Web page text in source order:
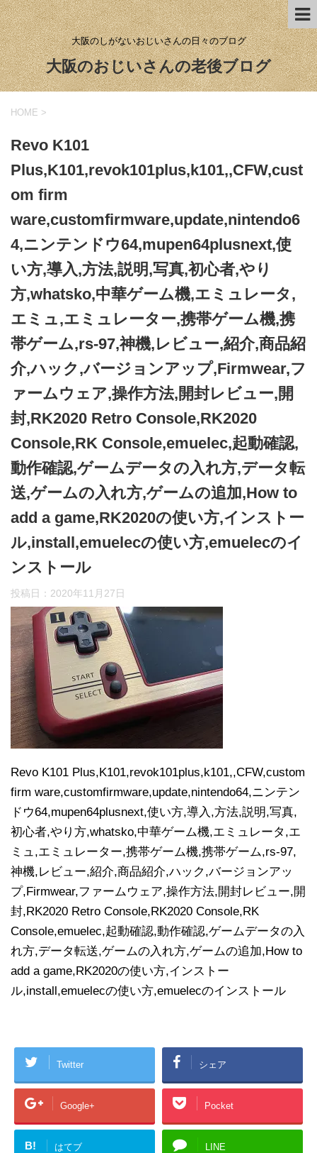
大阪のしがないおじいさんの日々のブログ
大阪のおじいさんの老後ブログ
HOME >
Revo K101
Plus,K101,revok101plus,k101,,CFW,cust
om firm
ware,customfirmware,update,nintendo6
4,ニンテンドウ64,mupen64plusnext,使
い方,導入,方法,説明,写真,初心者,やり
方,whatsko,中華ゲーム機,エミュレータ,
エミュ,エミュレーター,携帯ゲーム機,携
帯ゲーム,rs-97,神機,レビュー,紹介,商品紹
介,ハック,バージョンアップ,Firmwear,フ
ァームウェア,操作方法,開封レビュー,開
封,RK2020 Retro Console,RK2020
Console,RK Console,emuelec,起動確認,
動作確認,ゲームデータの入れ方,データ転
送,ゲームの入れ方,ゲームの追加,How to
add a game,RK2020の使い方,インストー
ル,install,emuelecの使い方,emuelecのイ
ンストール
投稿日： 2020年11月27日
Revo K101 Plus,K101,revok101plus,k101,,CFW,custom
firm ware,customfirmware,update,nintendo64,ニンテン
ドウ64,mupen64plusnext,使い方,導入,方法,説明,写真,
初心者,やり方,whatsko,中華ゲーム機,エミュレータ,エ
ミュ,エミュレーター,携帯ゲーム機,携帯ゲーム,rs-97,
神機,レビュー,紹介,商品紹介,ハック,バージョンアッ
プ,Firmwear,ファームウェア,操作方法,開封レビュー,開
封,RK2020 Retro Console,RK2020 Console,RK
Console,emuelec,起動確認,動作確認,ゲームデータの入
れ方,データ転送,ゲームの入れ方,ゲームの追加,How to
add a game,RK2020の使い方,インストー
ル,install,emuelecの使い方,emuelecのインストール
Twitter シェア
Google+ Pocket
B! はてブ LINE